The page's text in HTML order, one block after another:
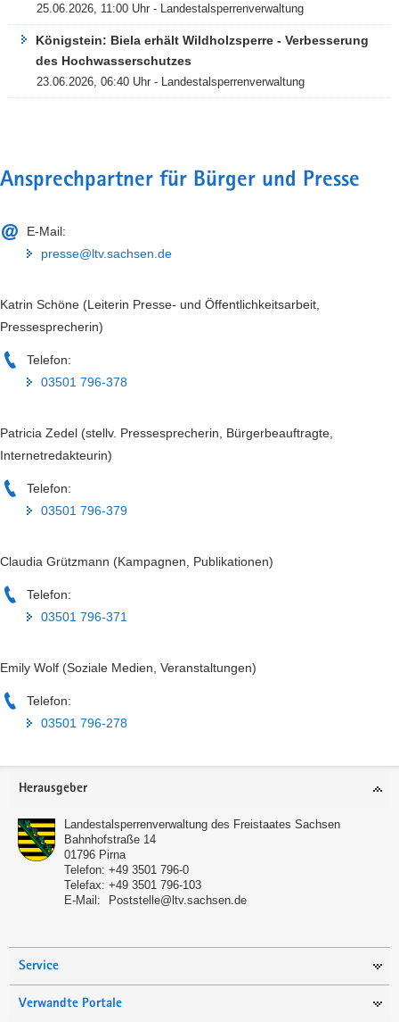
25.06.2026, 11:00 Uhr - Landestalsperrenverwaltung
Königstein: Biela erhält Wildholzsperre - Verbesserung
des Hochwasserschutzes
23.06.2026, 06:40 Uhr - Landestalsperrenverwaltung
Ansprechpartner für Bürger und Presse
E-Mail:
presse@ltv.sachsen.de
Katrin Schöne (Leiterin Presse- und Öffentlichkeitsarbeit,
Pressesprecherin)
Telefon:
03501 796-378
Patricia Zedel (stellv. Pressesprecherin, Bürgerbeauftragte,
Internetredakteurin)
Telefon:
03501 796-379
Claudia Grützmann (Kampagnen, Publikationen)
Telefon:
03501 796-371
Emily Wolf (Soziale Medien, Veranstaltungen)
Telefon:
03501 796-278
Footer-
Herausgeber
Landestalsperrenverwaltung des Freistaates Sachsen
Bahnhofstraße 14
01796 Pirna
Telefon: +49 3501 796-0
Telefax: +49 3501 796-103
E-Mail:
Poststelle@ltv.sachsen.de
Service
Verwandte Portale